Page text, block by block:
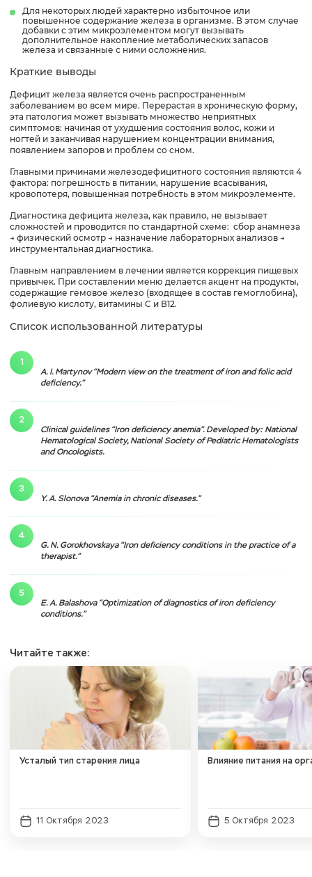
Для некоторых людей характерно избыточное или
повышенное содержание железа в организме. В этом случае
добавки с этим микроэлементом могут вызывать
дополнительное накопление метаболических запасов
железа и связанные с ними осложнения.
Краткие выводы
Дефицит железа является очень распространенным
заболеванием во всем мире. Перерастая в хроническую форму,
эта патология может вызывать множество неприятных
симптомов: начиная от ухудшения состояния волос, кожи и
ногтей и заканчивая нарушением концентрации внимания,
появлением запоров и проблем со сном.
Главными причинами железодефицитного состояния являются 4
фактора: погрешность в питании, нарушение всасывания,
кровопотеря, повышенная потребность в этом микроэлементе.
Диагностика дефицита железа, как правило, не вызывает
сложностей и проводится по стандартной схеме: сбор анамнеза
→ физический осмотр → назначение лабораторных анализов →
инструментальная диагностика.
Главным направлением в лечении является коррекция пищевых
привычек. При составлении меню делается акцент на продукты,
содержащие гемовое железо (входящее в состав гемоглобина),
фолиевую кислоту, витамины С и В12.
Список использованной литературы
A. I. Martynov “Modern view on the treatment of iron and folic acid
deficiency.”
Clinical guidelines “Iron deficiency anemia”. Developed by: National
Hematological Society, National Society of Pediatric Hematologists
and Oncologists.
Y. A. Slonova “Anemia in chronic diseases.”
G. N. Gorokhovskaya “Iron deficiency conditions in the practice of a
therapist.”
E. A. Balashova “Optimization of diagnostics of iron deficiency
conditions.”
Читайте также:
Усталый тип старения лица
11 Октября 2023
Влияние питания на
5 Октября 2023